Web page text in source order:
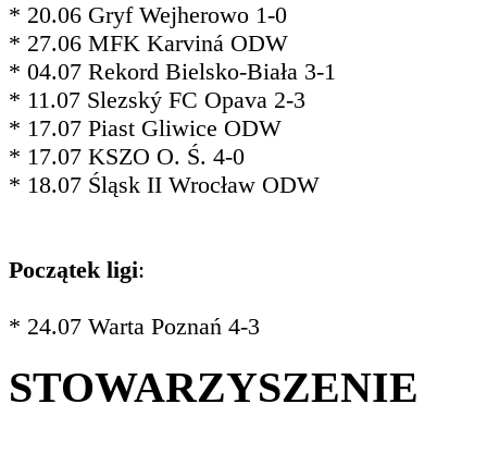
* 20.06 Gryf Wejherowo 1-0
* 27.06 MFK Karviná ODW
* 04.07 Rekord Bielsko-Biała 3-1
* 11.07 Slezský FC Opava 2-3
* 17.07 Piast Gliwice ODW
* 17.07 KSZO O. Ś. 4-0
* 18.07 Śląsk II Wrocław ODW
Początek ligi:
* 24.07 Warta Poznań 4-3
STOWARZYSZENIE